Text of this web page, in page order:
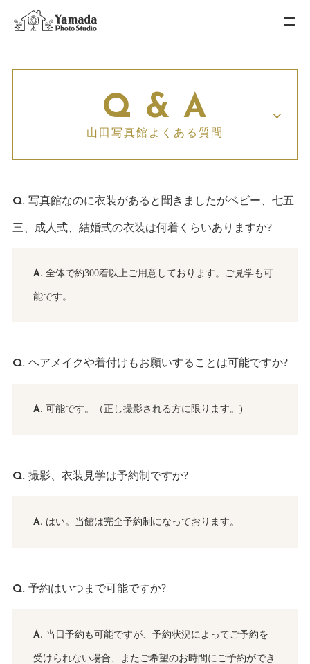
Q & A
山田写真館よくある質問
写真館なのに衣装があると聞きましたがベビー、七五
三、成人式、結婚式の衣装は何着くらいありますか?
全体で約300着以上ご用意しております。ご見学も可
能です。
ヘアメイクや着付けもお願いすることは可能ですか?
可能です。（正し撮影される方に限ります。)
撮影、衣装見学は予約制ですか?
はい。当館は完全予約制になっております。
予約はいつまで可能ですか?
当日予約も可能ですが、予約状況によってご予約を
受けられない場合、またご希望のお時間にご予約ができ